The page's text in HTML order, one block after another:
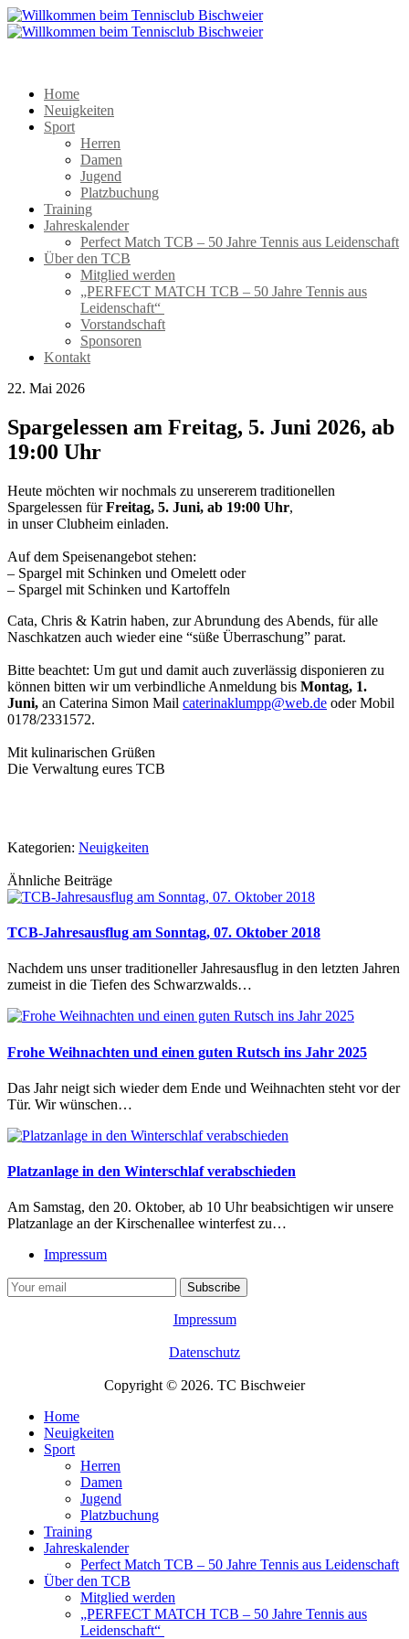
Home
Neuigkeiten
Sport
Herren
Damen
Jugend
Platzbuchung
Training
Jahreskalender
Perfect Match TCB – 50 Jahre Tennis aus Leidenschaft
Über den TCB
Mitglied werden
„PERFECT MATCH TCB – 50 Jahre Tennis aus
Leidenschaft“
Vorstandschaft
Sponsoren
Kontakt
22. Mai 2026
Spargelessen am Freitag, 5. Juni 2026, ab
19:00 Uhr
Heute möchten wir nochmals zu unsererem traditionellen
Spargelessen fürFreitag, 5. Juni, ab 19:00 Uhr,
in unser Clubheim einladen.
Auf dem Speisenangebot stehen:
– Spargel mit Schinken und Omelett oder
– Spargel mit Schinken und Kartoffeln
Cata, Chris & Katrin haben, zur Abrundung des Abends, für alle
Naschkatzen auch wieder eine “süße Überraschung” parat.
Bitte beachtet: Um gut und damit auch zuverlässig disponieren zu
können bitten wir um verbindliche Anmeldung bis Montag, 1.
Juni, an Caterina Simon Mail caterinaklumpp@web.de oder Mobil
0178/2331572.
Mit kulinarischen Grüßen
Die Verwaltung eures TCB
Kategorien: Neuigkeiten
Ähnliche Beiträge
TCB-Jahresausflug am Sonntag, 07. Oktober 2018
Nachdem uns unser traditioneller Jahresausflug in den letzten Jahren
zumeist in die Tiefen des Schwarzwalds…
Frohe Weihnachten und einen guten Rutsch ins Jahr 2025
Das Jahr neigt sich wieder dem Ende und Weihnachten steht vor der
Tür. Wir wünschen…
Platzanlage in den Winterschlaf verabschieden
Am Samstag, den 20. Oktober, ab 10 Uhr beabsichtigen wir unsere
Platzanlage an der Kirschenallee winterfest zu…
Impressum
Impressum
Datenschutz
Copyright © 2026. TC Bischweier
Home
Neuigkeiten
Sport
Herren
Damen
Jugend
Platzbuchung
Training
Jahreskalender
Perfect Match TCB – 50 Jahre Tennis aus Leidenschaft
Über den TCB
Mitglied werden
„PERFECT MATCH TCB – 50 Jahre Tennis aus
Leidenschaft“